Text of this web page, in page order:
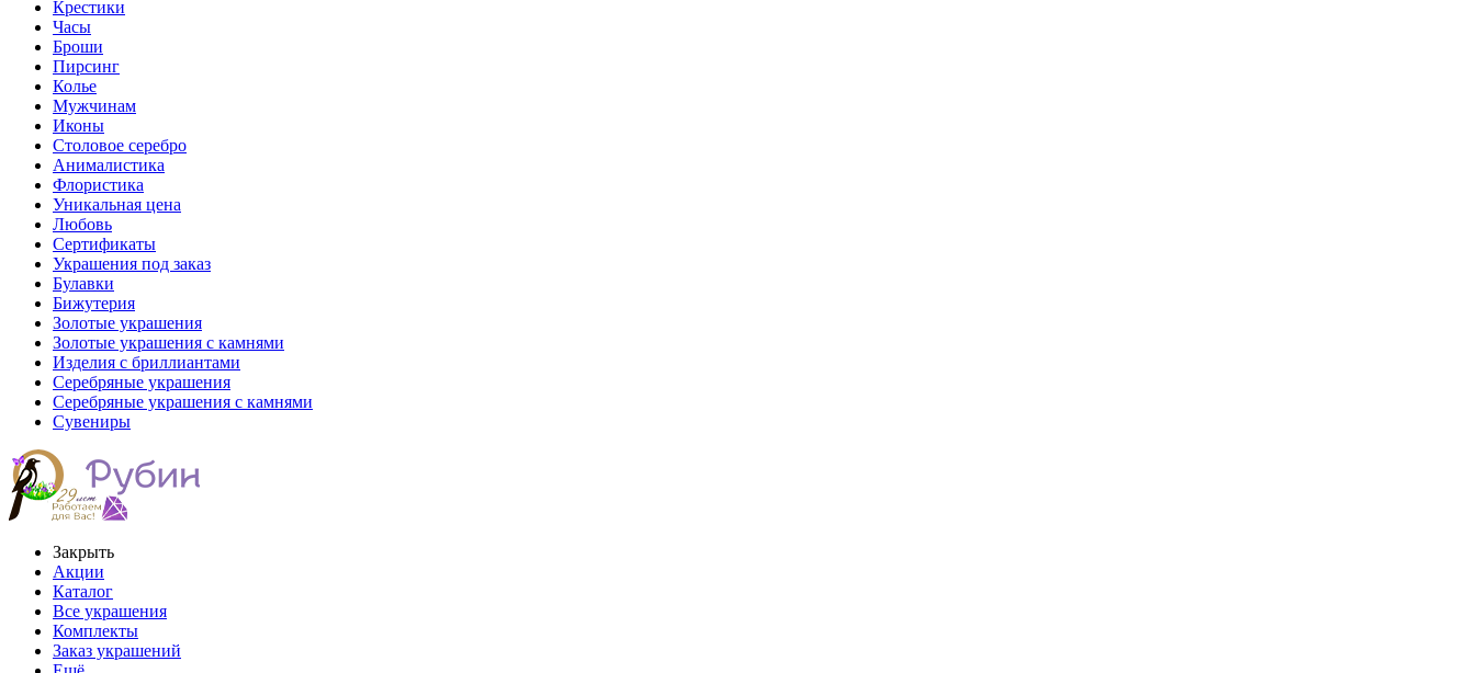
Крестики
Часы
Броши
Пирсинг
Колье
Мужчинам
Иконы
Столовое серебро
Анималистика
Флористика
Уникальная цена
Любовь
Сертификаты
Украшения под заказ
Булавки
Бижутерия
Золотые украшения
Золотые украшения с камнями
Изделия с бриллиантами
Серебряные украшения
Серебряные украшения с камнями
Сувениры
Закрыть
Акции
Каталог
Все украшения
Комплекты
Заказ украшений